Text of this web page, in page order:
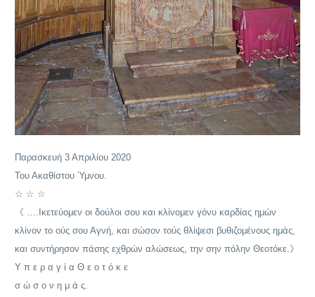
Παρασκευή 3 Απριλίου 2020
Του Ακαθίστου Ύμνου.
☆ ☆ ☆
《 ….Ικετεύομεν οι δούλοι σου και κλίνομεν γόνυ καρδίας ημών
κλίνον το ούς σου Αγνή, και σώσον τούς θλίψεσι βυθιζομένους ημάς,
και συντήρησον πάσης εχθρών αλώσεως, την σην πόλην Θεοτόκε.》
Υ π ε ρ α γ ί α Θ ε ο τ ό κ ε
σ ώ σ ο ν η μ ά ς.